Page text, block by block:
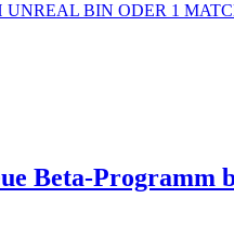
BIN ODER 1
Beta-Programm